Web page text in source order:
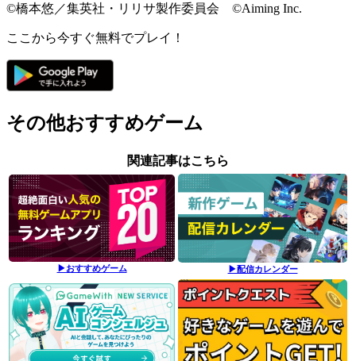
©橋本悠／集英社・リリサ製作委員会 ©Aiming Inc.
ここから今すぐ無料でプレイ！
その他おすすめゲーム
関連記事はこちら
▶おすすめゲーム ▶配信カレンダー